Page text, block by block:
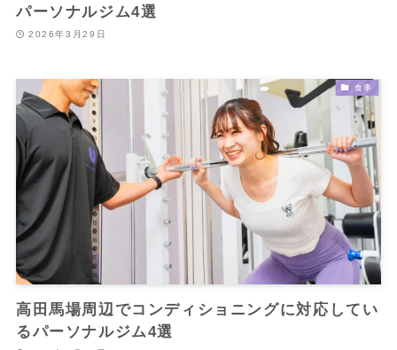
パーソナルジム4選
2026年3月29日
食事
高田馬場周辺でコンディショニングに対応してい
るパーソナルジム4選